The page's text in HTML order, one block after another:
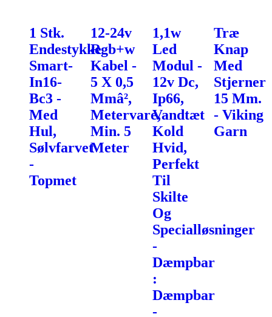
1 Stk.
Endestykke
Smart-
In16-
Bc3 -
Med
Hul,
Sølvfarvet
-
Topmet
12-24v
Rgb+w
Kabel -
5 X 0,5
Mmâ²,
Metervare,
Min. 5
Meter
1,1w
Led
Modul -
12v Dc,
Ip66,
Vandtæt
Kold
Hvid,
Perfekt
Til
Skilte
Og
Specialløsninger
-
Dæmpbar
:
Dæmpbar
-
Træ
Knap
Med
Stjerner
15 Mm.
- Viking
Garn